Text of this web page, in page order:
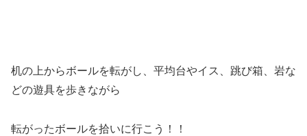
机の上からボールを転がし、平均台やイス、跳び箱、岩な
どの遊具を歩きながら
転がったボールを拾いに行こう！！